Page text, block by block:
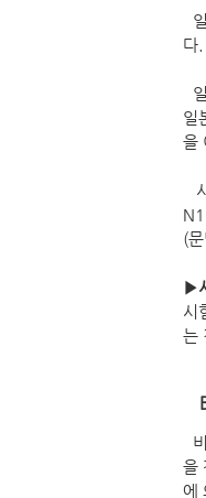
다
일
을
(
▶
시
는
을
에